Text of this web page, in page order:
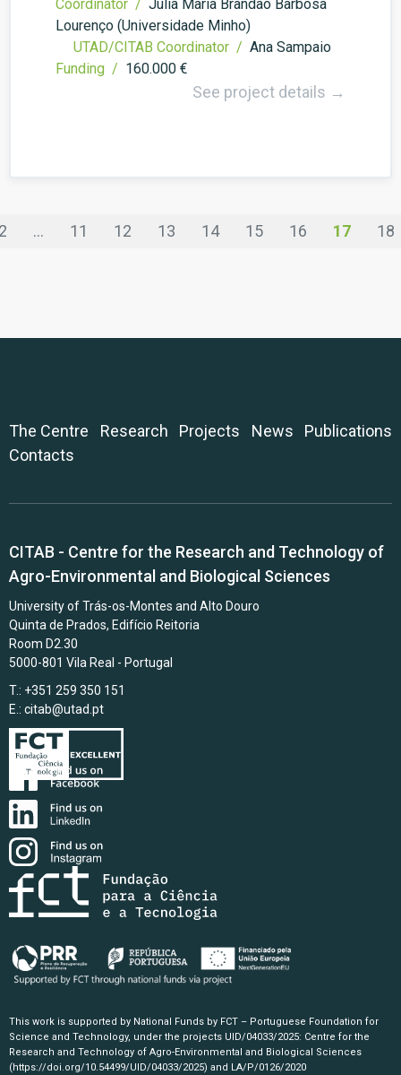
Coordinator / Júlia Maria Brandão Barbosa
Lourenço (Universidade Minho)
UTAD/CITAB Coordinator / Ana Sampaio
Funding / 160.000 €
See project details →
... 11 12 13 14 15 16 17 18
The Centre Research Projects News
Publications
Contacts
CITAB - Centre for the Research and Technology of
Agro-Environmental and Biological Sciences
University of Trás-os-Montes and Alto Douro
Quinta de Prados, Edifício Reitoria
Room D2.30
5000-801 Vila Real - Portugal
T.: +351 259 350 151
E.: citab@utad.pt
This work is supported by National Funds by FCT – Portuguese Foundation for
Science and Technology, under the projects UID/04033/2025: Centre for the
Research and Technology of Agro-Environmental and Biological Sciences
(https://doi.org/10.54499/UID/04033/2025) and LA/P/0126/2020